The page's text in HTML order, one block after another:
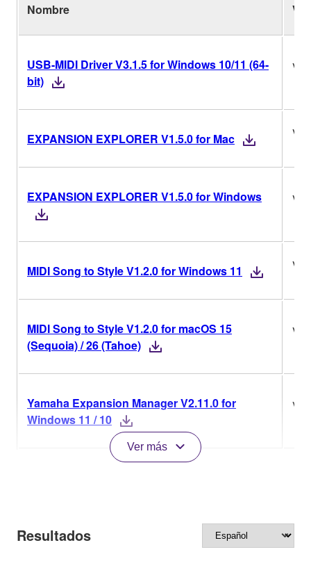
Nombre Ver.
USB-MIDI Driver V3.1.5 for Windows 10/11 (64-
bit)
EXPANSION EXPLORER V1.5.0 for Mac
EXPANSION EXPLORER V1.5.0 for Windows
MIDI Song to Style V1.2.0 for Windows 11
MIDI Song to Style V1.2.0 for macOS 15
(Sequoia) / 26 (Tahoe)
Yamaha Expansion Manager V2.11.0 for
Windows 11 / 10
Ver más
Resultados